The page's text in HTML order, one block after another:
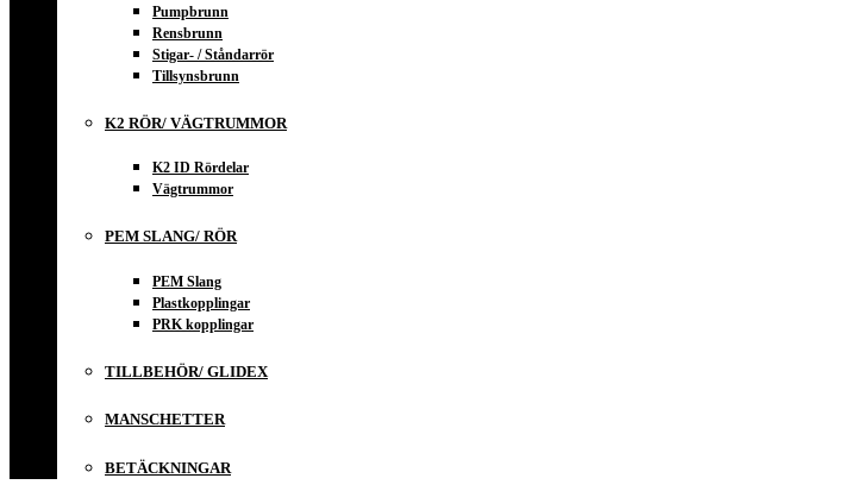
Pumpbrunn
Rensbrunn
Stigar- / Ståndarrör
Tillsynsbrunn
K2 RÖR/ VÄGTRUMMOR
K2 ID Rördelar
Vägtrummor
PEM SLANG/ RÖR
PEM Slang
Plastkopplingar
PRK kopplingar
TILLBEHÖR/ GLIDEX
MANSCHETTER
BETÄCKNINGAR